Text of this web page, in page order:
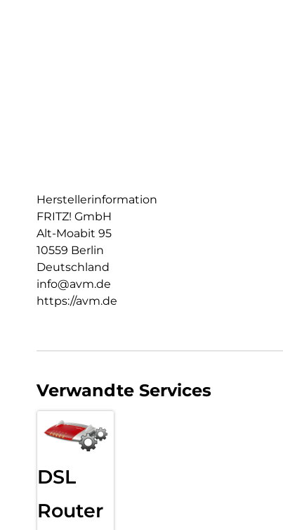
Herstellerinformation
FRITZ! GmbH
Alt-Moabit 95
10559 Berlin
Deutschland
info@avm.de
https://avm.de
Verwandte Services
DSL
Router